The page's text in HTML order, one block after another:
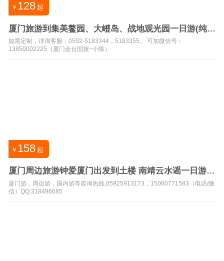
￥ 128 起
厦门旅游到集美鳌园、大嶝岛、战地观光园一日游(纯玩
团)
如需定制，详询客服：0592-5183344，5183355。 可加微信号：
13850002225（厦门金台国旅~小陈）
￥ 158 起
厦门周边旅游钟爱厦门出发到土楼 南靖云水谣一日游-
土楼故里
厦门游，周边游，国内游等咨询热线,05925913173，15060771583（电话/微
信）QQ:318496685